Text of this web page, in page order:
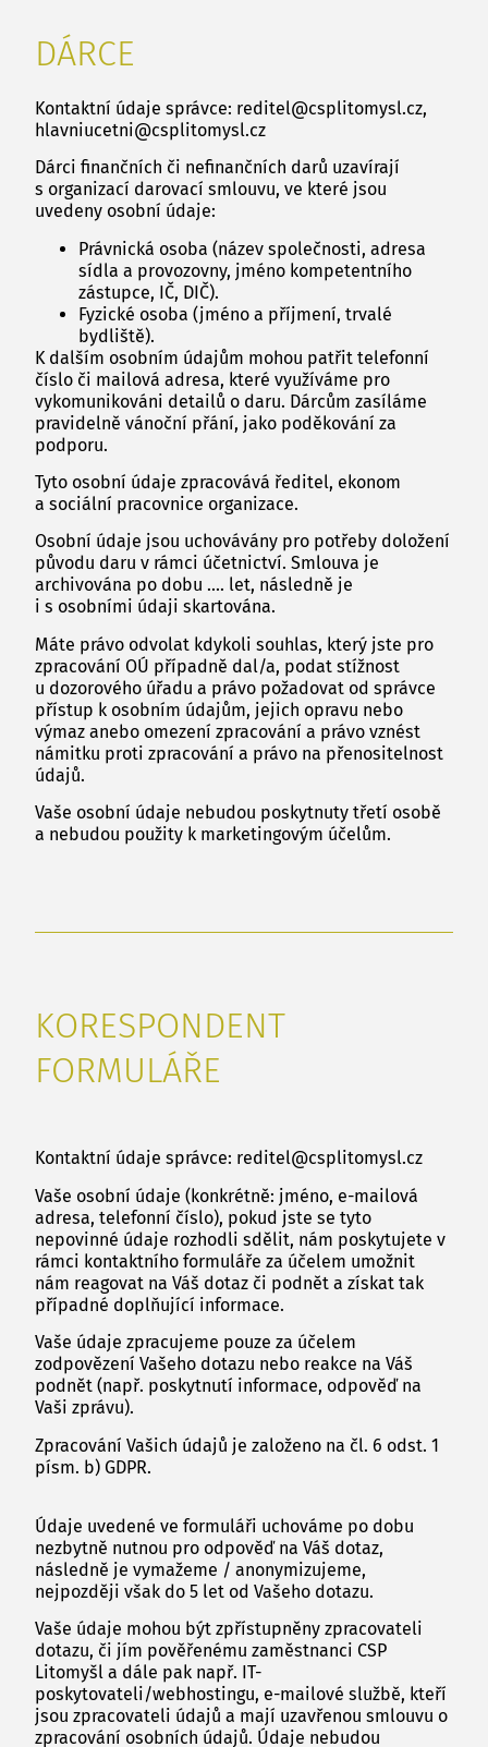
DÁRCE
Kontaktní údaje správce: reditel@csplitomysl.cz,
hlavniucetni@csplitomysl.cz
Dárci finančních či nefinančních darů uzavírají
s organizací darovací smlouvu, ve které jsou
uvedeny osobní údaje:
Právnická osoba (název společnosti, adresa
sídla a provozovny, jméno kompetentního
zástupce, IČ, DIČ).
Fyzické osoba (jméno a příjmení, trvalé
bydliště).
K dalším osobním údajům mohou patřit telefonní
číslo či mailová adresa, které využíváme pro
vykomunikováni detailů o daru. Dárcům zasíláme
pravidelně vánoční přání, jako poděkování za
podporu.
Tyto osobní údaje zpracovává ředitel, ekonom
a sociální pracovnice organizace.
Osobní údaje jsou uchovávány pro potřeby doložení
původu daru v rámci účetnictví. Smlouva je
archivována po dobu …. let, následně je
i s osobními údaji skartována.
Máte právo odvolat kdykoli souhlas, který jste pro
zpracování OÚ případně dal/a, podat stížnost
u dozorového úřadu a právo požadovat od správce
přístup k osobním údajům, jejich opravu nebo
výmaz anebo omezení zpracování a právo vznést
námitku proti zpracování a právo na přenositelnost
údajů.
Vaše osobní údaje nebudou poskytnuty třetí osobě
a nebudou použity k marketingovým účelům.
KORESPONDENT
FORMULÁŘE
Kontaktní údaje správce: reditel@csplitomysl.cz
Vaše osobní údaje (konkrétně: jméno, e-mailová
adresa, telefonní číslo), pokud jste se tyto
nepovinné údaje rozhodli sdělit, nám poskytujete v
rámci kontaktního formuláře za účelem umožnit
nám reagovat na Váš dotaz či podnět a získat tak
případné doplňující informace.
Vaše údaje zpracujeme pouze za účelem
zodpovězení Vašeho dotazu nebo reakce na Váš
podnět (např. poskytnutí informace, odpověď na
Vaši zprávu).
Zpracování Vašich údajů je založeno na čl. 6 odst. 1
písm. b) GDPR.
Údaje uvedené ve formuláři uchováme po dobu
nezbytně nutnou pro odpověď na Váš dotaz,
následně je vymažeme / anonymizujeme,
nejpozději však do 5 let od Vašeho dotazu.
Vaše údaje mohou být zpřístupněny zpracovateli
dotazu, či jím pověřenému zaměstnanci CSP
Litomyšl a dále pak např. IT-
poskytovateli/webhostingu, e-mailové službě, kteří
jsou zpracovateli údajů a mají uzavřenou smlouvu o
zpracování osobních údajů. Údaje nebudou